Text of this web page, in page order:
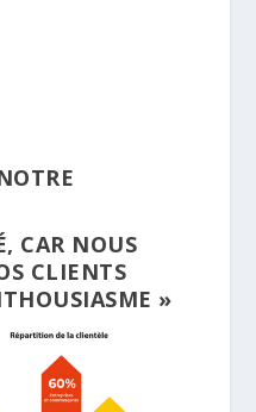
CAR NOUS
CLIENTS
»